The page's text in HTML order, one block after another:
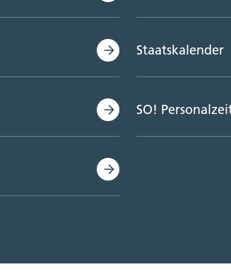
Staatskalender
SO!